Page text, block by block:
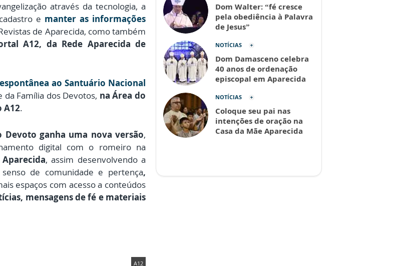
através da tecnologia, a
e manter as informações
de Aparecida, como também
A12, da Rede Aparecida de
ao Santuário Nacional
da Família dos Devotos, na Área do
A12.
Devoto ganha uma nova versão,
digital com o romeiro na
, assim desenvolvendo a
de comunidade e pertença,
espaços com acesso a conteúdos
mensagens de fé e materiais
A12
Dom Walter: “fé cresce
pela obediência à Palavra
de Jesus”
NOTÍCIAS
Dom Damasceno celebra
40 anos de ordenação
episcopal em Aparecida
NOTÍCIAS
Coloque seu pai nas
intenções de oração na
Casa da Mãe Aparecida